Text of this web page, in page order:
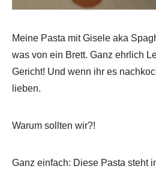
Meine Pasta mit Gisele aka
was von ein Brett. Ganz ehrlich
Gericht! Und wenn ihr es
lieben.
Warum sollten wir?!
Ganz einfach: Diese Pasta steht